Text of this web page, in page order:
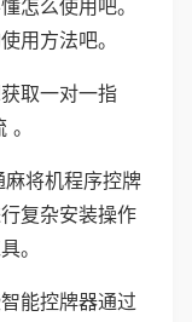
怎么使用吧。
用方法吧。
取一对一指
将机程序控牌
复杂安装操作
。
能控牌器通过